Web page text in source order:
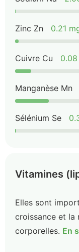
Zinc Zn 0.21
Cuivre Cu
Manganèse Mn
Sélénium Se
Vitamines
Elles sont
croissance et la
corporelles. En